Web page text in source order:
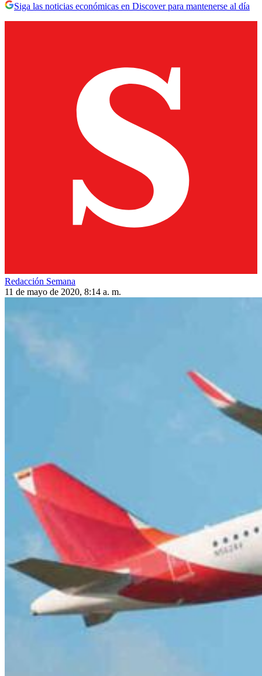
Siga las noticias económicas en Discover para mantenerse al día
Redacción Semana
11 de mayo de 2020, 8:14 a. m.